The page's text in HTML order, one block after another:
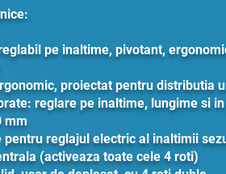
pe inaltime, pivotant,
proiectat pentru distributia
reglare pe inaltime, lungime si
mm
pentru reglajul electric al inaltimii
(activeaza toate cele 4 roti)